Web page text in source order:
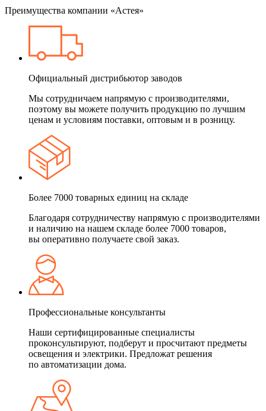
Преимущества компании «Астея»
Официальный дистрибьютор заводов
Мы сотрудничаем напрямую с производителями,
поэтому вы можете получить продукцию по лучшим
ценам и условиям поставки, оптовым и в розницу.
Более 7000 товарных единиц на складе
Благодаря сотрудничеству напрямую с производителями
и наличию на нашем складе более 7000 товаров,
вы оперативно получаете свой заказ.
Профессиональные консультанты
Наши сертифицированные специалисты
проконсультируют, подберут и просчитают предметы
освещения и электрики. Предложат решения
по автоматизации дома.